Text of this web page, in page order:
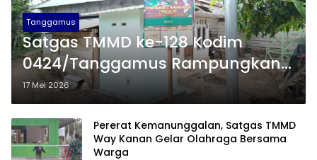
Tanggamus
Satgas TMMD ke-128 Kodim
0424/Tanggamus Rampungkan
Pembangunan Lima Unit MCK di
Pekon Kalimiring
17 Mei 2026
Pererat Kemanunggalan, Satgas TMMD
Way Kanan Gelar Olahraga Bersama
Warga